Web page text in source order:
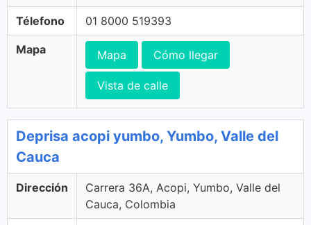
Télefono 01 8000 519393
Mapa Mapa Cómo llegar
Vista de calle
Deprisa acopi yumbo, Yumbo, Valle del
Cauca
Dirección
Carrera 36A, Acopi, Yumbo, Valle del
Cauca, Colombia